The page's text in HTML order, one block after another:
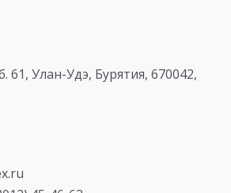
61, Улан-Удэ, Бурятия, 670042,